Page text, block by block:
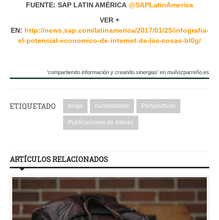
FUENTE: SAP LATIN AMÉRICA @SAPLatinAmerica
VER +
EN: http://news.sap.com/latinamerica/2017/01/25/infografia-
el-potencial-economico-de-internet-de-las-cosas-bl0g/
'compartiendo información y creando sinergias' en muñozparreño.es
ETIQUETADO blogs curiosidades Perspectivas
Publicaciones de Interés
ARTÍCULOS RELACIONADOS